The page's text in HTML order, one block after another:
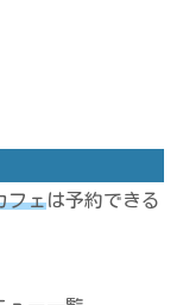
フェは予約できる